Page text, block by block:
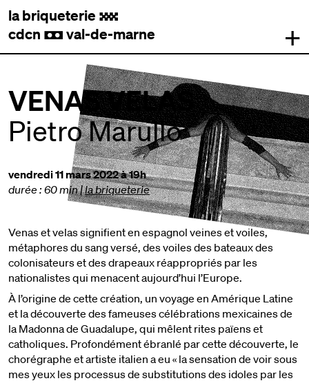
la briqueterie .
cdcn , val-de-marne +
VENAS VELAS
Pietro Marullo
vendredi 11 mars 2022 à 19h
durée : 60 min|la briqueterie
Venas et velas signifient en espagnol veines et voiles,
métaphores du sang versé, des voiles des bateaux des
colonisateurs et des drapeaux réappropriés par les
nationalistes qui menacent aujourd’hui l’Europe.
À l’origine de cette création, un voyage en Amérique Latine
et la découverte des fameuses célébrations mexicaines de
la Madonna de Guadalupe, qui mêlent rites païens et
catholiques. Profondément ébranlé par cette découverte, le
chorégraphe et artiste italien a eu « la sensation de voir sous
mes yeux les processus de substitutions des idoles par les